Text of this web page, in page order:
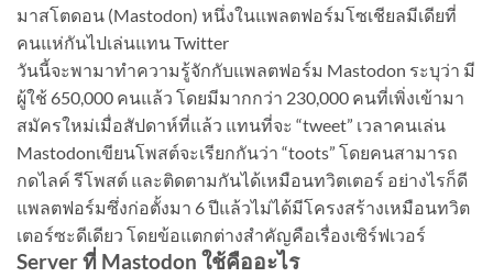
มาสโตดอน (Mastodon) หนึ่งในแพลตฟอร์มโซเชียลมีเดียที่
คนแห่กันไปเล่นแทน Twitter
วันนี้จะพามาทำความรู้จักกับแพลตฟอร์ม Mastodon ระบุว่า มี
ผู้ใช้ 650,000 คนแล้ว โดยมีมากกว่า 230,000 คนที่เพิ่งเข้ามา
สมัครใหม่เมื่อสัปดาห์ที่แล้ว แทนที่จะ “tweet” เวลาคนเล่น
Mastodonเขียนโพสต์จะเรียกกันว่า “toots” โดยคนสามารถ
กดไลค์ รีโพสต์ และติดตามกันได้เหมือนทวิตเตอร์ อย่างไรก็ดี
แพลตฟอร์มซึ่งก่อตั้งมา 6 ปีแล้วไม่ได้มีโครงสร้างเหมือนทวิต
เตอร์ซะดีเดียว โดยข้อแตกต่างสำคัญคือเรื่องเซิร์ฟเวอร์
Server ที่ Mastodon ใช้คืออะไร